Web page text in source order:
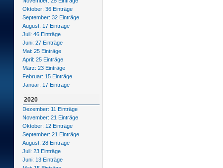
Oktober: 36 Einträge
September: 32 Einträge
August: 17 Einträge
Juli: 46 Einträge
Juni: 27 Einträge
Mai: 25 Einträge
April: 25 Einträge
März: 23 Einträge
Februar: 15 Einträge
Januar: 17 Einträge
2020
Dezember: 11 Einträge
November: 21 Einträge
Oktober: 12 Einträge
September: 21 Einträge
August: 28 Einträge
Juli: 23 Einträge
Juni: 13 Einträge